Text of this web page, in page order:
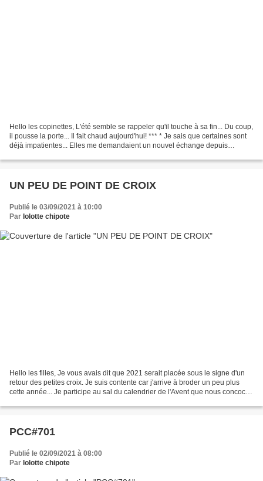
Hello les copinettes, L'été semble se rappeler qu'il touche à sa fin... Du coup,
il pousse la porte... Il fait chaud aujourd'hui! *** * Je sais que certaines sont
déjà impatientes... Elles me demandaient un nouvel échange depuis
UN PEU DE POINT DE CROIX
Publié le 03/09/2021 à 10:00
Par lolotte chipote
Hello les filles, Je vous avais dit que 2021 serait placée sous le signe d'un
retour des petites croix. Je suis contente car j'arrive à broder un peu plus
cette année... Je participe au sal du calendrier de l'Avent que nous concocte
PCC#701
Publié le 02/09/2021 à 08:00
Par lolotte chipote